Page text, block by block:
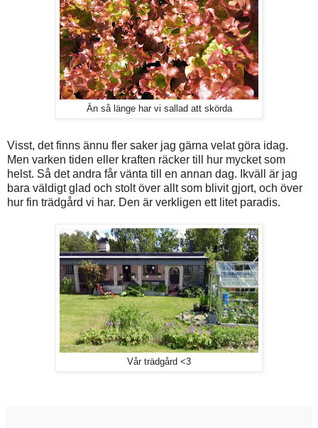
Än så länge har vi sallad att skörda
Visst, det finns ännu fler saker jag gärna velat göra idag.
Men varken tiden eller kraften räcker till hur mycket som
helst. Så det andra får vänta till en annan dag. Ikväll är jag
bara väldigt glad och stolt över allt som blivit gjort, och över
hur fin trädgård vi har. Den är verkligen ett litet paradis.
Vår trädgård <3